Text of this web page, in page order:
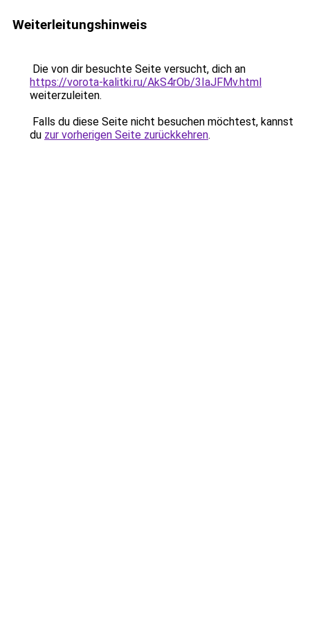
Weiterleitungshinweis
Die von dir besuchte Seite versucht, dich an
https://vorota-kalitki.ru/AkS4rOb/3IaJFMv.html
weiterzuleiten.
Falls du diese Seite nicht besuchen möchtest, kannst
du zur vorherigen Seite zurückkehren.